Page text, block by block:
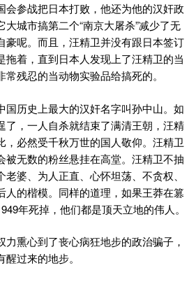
会参战把日本打败，他还为他的汉奸政
城市搞第二个“南京大屠杀”减少了无
豪呢。而且，汪精卫并没有跟日本签订
拖着，直到日本人发现上了汪精卫的当
残忍的当动物实验品给搞死的。
国历史上最大的汉奸名字叫孙中山。如
了，一人自杀就结束了满清王朝，汪精
，必然受千秋万世的国人敬仰。汪精卫
被无数的粉丝悬挂在高堂。汪精卫不抽
婆、为人正直、心怀坦荡、不贪权、
人的楷模。同样的道理，如果王莽在篡
年死掉，他们都是顶天立地的伟人。
熏心到了丧心病狂地步的政治骗子，
过来的地步。